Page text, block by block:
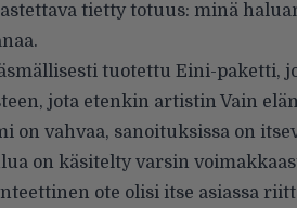
tietty totuus: minä
tuotettu Eini-paketti,
jota etenkin artistin Vain
on vahvaa, sanoituksissa on
on käsitelty varsin
ote olisi itse asiassa